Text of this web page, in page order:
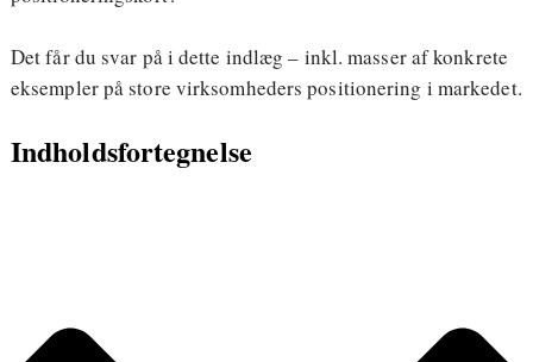
Det får du svar på i dette indlæg – inkl. masser af konkrete
eksempler på store virksomheders positionering i markedet.
Indholdsfortegnelse